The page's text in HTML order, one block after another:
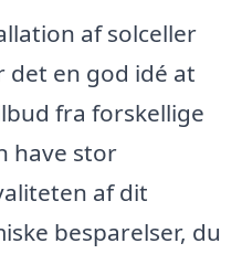
af solceller
det en god idé at
fra forskellige
have stor
af dit
besparelser, du